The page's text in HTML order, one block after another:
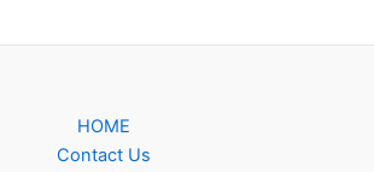
HOME
Contact Us